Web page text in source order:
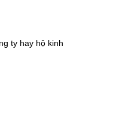
ty hay hộ kinh